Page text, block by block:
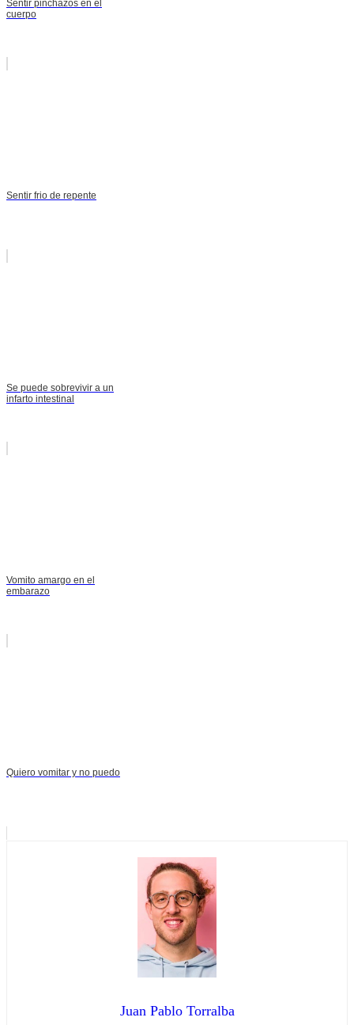
Sentir pinchazos en el
cuerpo
Sentir frio de repente
Se puede sobrevivir a un
infarto intestinal
Vomito amargo en el
embarazo
Quiero vomitar y no puedo
Juan Pablo Torralba